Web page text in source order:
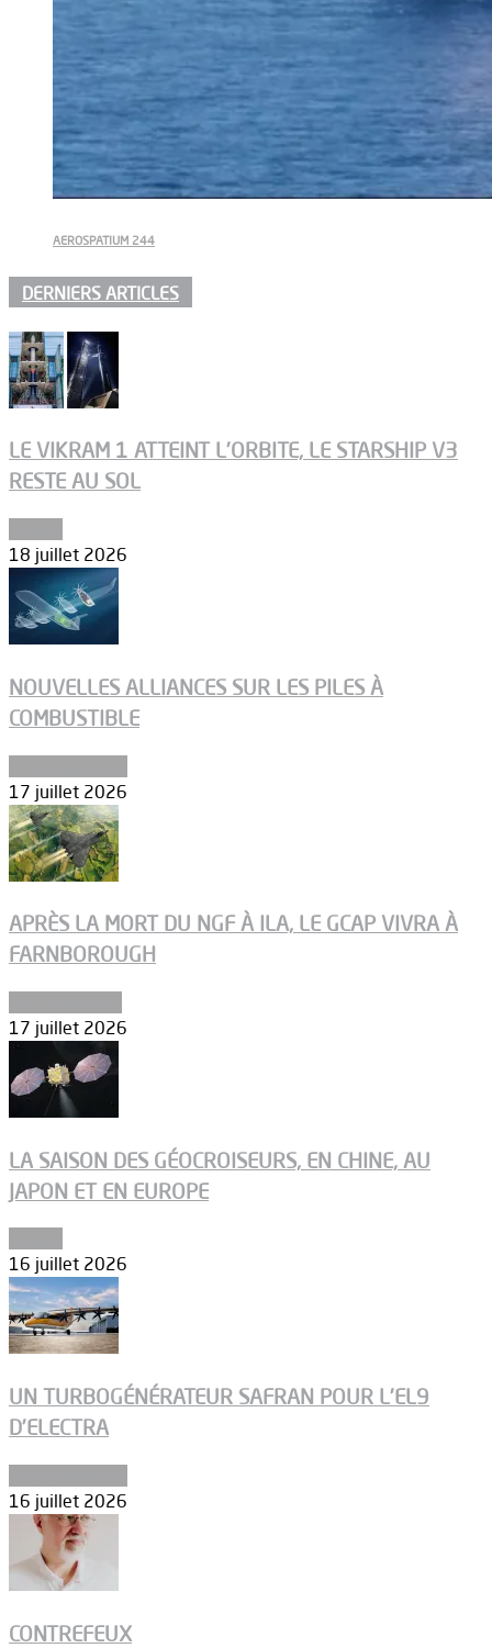
AEROSPATIUM 244
DERNIERS ARTICLES
LE VIKRAM 1 ATTEINT L’ORBITE, LE STARSHIP V3
RESTE AU SOL
18 juillet 2026
NOUVELLES ALLIANCES SUR LES PILES À
COMBUSTIBLE
17 juillet 2026
APRÈS LA MORT DU NGF À ILA, LE GCAP VIVRA À
FARNBOROUGH
17 juillet 2026
LA SAISON DES GÉOCROISEURS, EN CHINE, AU
JAPON ET EN EUROPE
16 juillet 2026
UN TURBOGÉNÉRATEUR SAFRAN POUR L’EL9
D’ELECTRA
16 juillet 2026
CONTREFEUX